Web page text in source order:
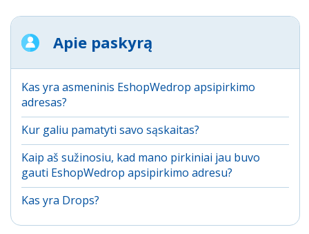
Apie paskyrą
Kas yra asmeninis EshopWedrop apsipirkimo
adresas?
Kur galiu pamatyti savo sąskaitas?
Kaip aš sužinosiu, kad mano pirkiniai jau buvo
gauti EshopWedrop apsipirkimo adresu?
Kas yra Drops?